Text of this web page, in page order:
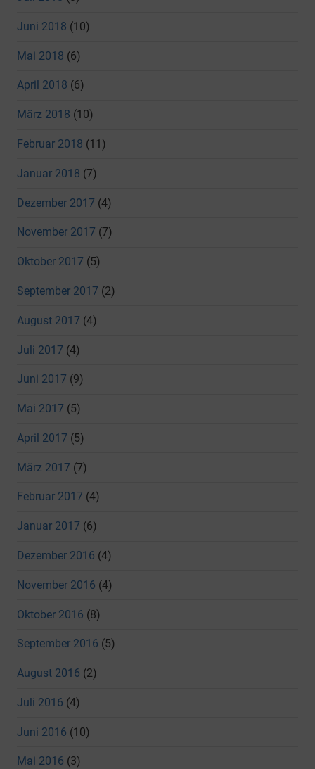
Juni 2018 (10)
Mai 2018 (6)
April 2018 (6)
März 2018 (10)
Februar 2018 (11)
Januar 2018 (7)
Dezember 2017 (4)
November 2017 (7)
Oktober 2017 (5)
September 2017 (2)
August 2017 (4)
Juli 2017 (4)
Juni 2017 (9)
Mai 2017 (5)
April 2017 (5)
März 2017 (7)
Februar 2017 (4)
Januar 2017 (6)
Dezember 2016 (4)
November 2016 (4)
Oktober 2016 (8)
September 2016 (5)
August 2016 (2)
Juli 2016 (4)
Juni 2016 (10)
Mai 2016 (3)